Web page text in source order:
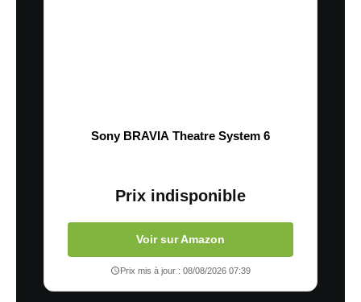
Sony BRAVIA Theatre System 6
Prix indisponible
Voir sur Amazon
Prix mis à jour : 08/08/2026 07:39